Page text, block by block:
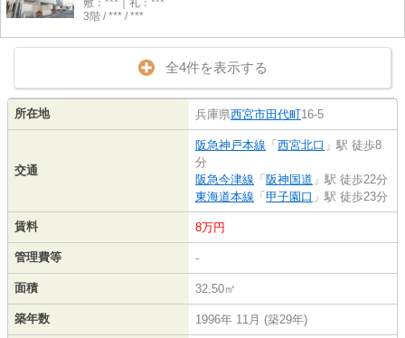
3階 / *** / ***
全4件を表示する
所在地 兵庫県西宮市田代町16-5
交通
阪急神戸本線 「 西宮北口 」駅 徒歩8
分
阪急今津線 「 阪神国道 」駅 徒歩22分
東海道本線 「 甲子園口 」駅 徒歩23分
賃料 8万円
管理費等 -
面積 32.50㎡
築年数 1996年 11月 (築29年)